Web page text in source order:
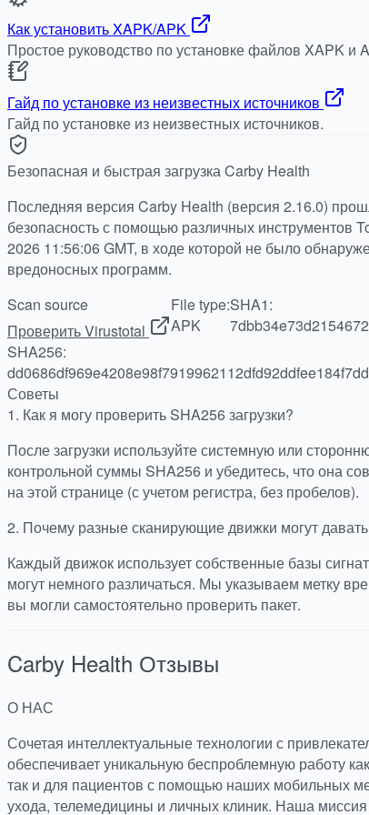
Как установить XAPK/APK
Простое руководство по установке файлов XAPK и
Гайд по установке из неизвестных источников
Гайд по установке из неизвестных источников.
Безопасная и быстрая загрузка Carby Health
Последняя версия Carby Health (версия 2.16.0)
безопасность с помощью различных инструментов
2026 11:56:06 GMT, в ходе которой не было
вредоносных программ.
Scan source
Проверить Virustotal
File type:
APK
SHA1:
SHA256:
Советы
1. Как я могу проверить SHA256 загрузки?
После загрузки используйте системную или
контрольной суммы SHA256 и убедитесь, что она
на этой странице (с учетом регистра, без пробелов).
2. Почему разные сканирующие движки могут
Каждый движок использует собственные базы
могут немного различаться. Мы указываем метку
вы могли самостоятельно проверить пакет.
Carby Health Отзывы
О НАС
Сочетая интеллектуальные технологии с
обеспечивает уникальную беспроблемную работу
так и для пациентов с помощью наших мобильных
ухода, телемедицины и личных клиник. Наша